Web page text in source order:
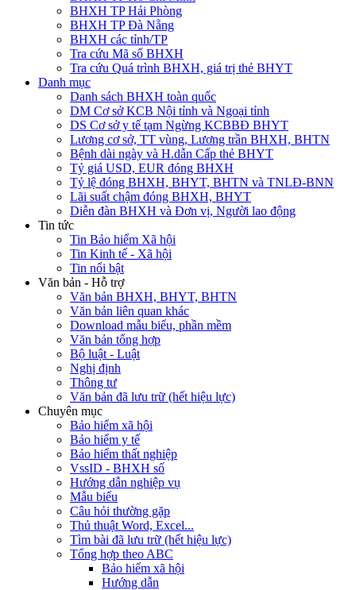
BHXH TP Hải Phòng
BHXH TP Đà Nẵng
BHXH các tỉnh/TP
Tra cứu Mã số BHXH
Tra cứu Quá trình BHXH, giá trị thẻ BHYT
Danh mục
Danh sách BHXH toàn quốc
DM Cơ sở KCB Nội tỉnh và Ngoại tỉnh
DS Cơ sở y tế tạm Ngừng KCBBĐ BHYT
Lương cơ sở, TT vùng, Lương trần BHXH, BHTN
Bệnh dài ngày và H.dẫn Cấp thẻ BHYT
Tỷ giá USD, EUR đóng BHXH
Tỷ lệ đóng BHXH, BHYT, BHTN và TNLĐ-BNN
Lãi suất chậm đóng BHXH, BHYT
Diễn đàn BHXH và Đơn vị, Người lao động
Tin tức
Tin Bảo hiểm Xã hội
Tin Kinh tế - Xã hội
Tin nổi bật
Văn bản - Hỗ trợ
Văn bản BHXH, BHYT, BHTN
Văn bản liên quan khác
Download mẫu biểu, phần mềm
Văn bản tổng hợp
Bộ luật - Luật
Nghị định
Thông tư
Văn bản đã lưu trữ (hết hiệu lực)
Chuyên mục
Bảo hiểm xã hội
Bảo hiểm y tế
Bảo hiểm thất nghiệp
VssID - BHXH số
Hướng dẫn nghiệp vụ
Mẫu biểu
Câu hỏi thường gặp
Thủ thuật Word, Excel...
Tìm bài đã lưu trữ (hết hiệu lực)
Tổng hợp theo ABC
Bảo hiểm xã hội
Hướng dẫn